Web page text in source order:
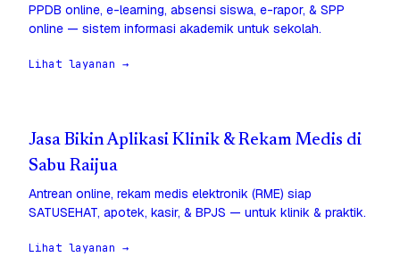
PPDB online, e-learning, absensi siswa, e-rapor, & SPP
online — sistem informasi akademik untuk sekolah.
Lihat layanan →
Jasa Bikin Aplikasi Klinik & Rekam Medis di
Sabu Raijua
Antrean online, rekam medis elektronik (RME) siap
SATUSEHAT, apotek, kasir, & BPJS — untuk klinik & praktik.
Lihat layanan →